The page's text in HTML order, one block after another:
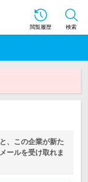
閲覧履歴 検索
、この企業が新た
ールを受け取れま